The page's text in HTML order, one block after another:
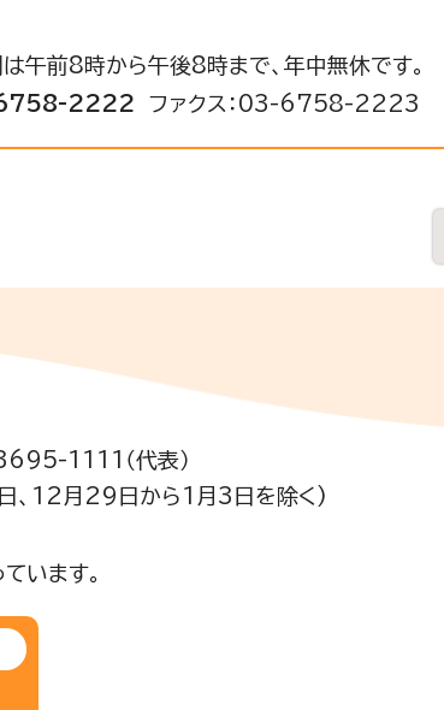
午前8時から午後8時まで、年中無休です。
2222 ファクス：03-6758-2223
1111（代表）
、12月29日から1月3日を除く)
います。